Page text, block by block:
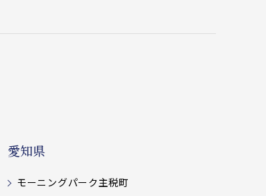
愛知県
モーニングパーク主税町